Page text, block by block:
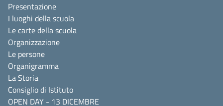
Presentazione
I luoghi della scuola
Le carte della scuola
Organizzazione
Le persone
Organigramma
La Storia
Consiglio di Istituto
OPEN DAY - 13 DICEMBRE